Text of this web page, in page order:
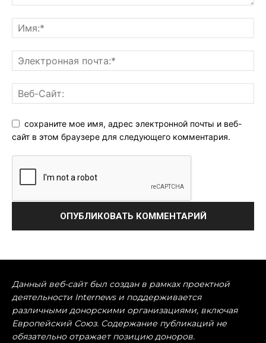
сохраните мое имя, адрес электронной почты и веб-
сайт в этом браузере для следующего комментария.
Данный веб-сайт был создан в рамках проектной
деятельности Internews и поддерживается
различными донорскими организациями, включая
Европейский Союз. Содержание публикаций не
обязательно отражает позицию доноров.